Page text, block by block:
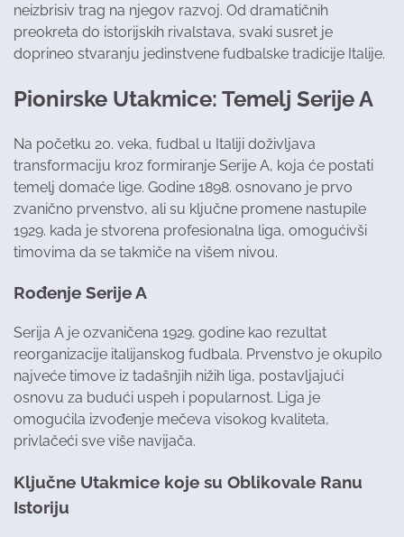
neizbrisiv trag na njegov razvoj. Od dramatičnih
preokreta do istorijskih rivalstava, svaki susret je
doprineo stvaranju jedinstvene fudbalske tradicije Italije.
Pionirske Utakmice: Temelj Serije A
Na početku 20. veka, fudbal u Italiji doživljava
transformaciju kroz formiranje Serije A, koja će postati
temelj domaće lige. Godine 1898. osnovano je prvo
zvanično prvenstvo, ali su ključne promene nastupile
1929. kada je stvorena profesionalna liga, omogućivši
timovima da se takmiče na višem nivou.
Rođenje Serije A
Serija A je ozvaničena 1929. godine kao rezultat
reorganizacije italijanskog fudbala. Prvenstvo je okupilo
najveće timove iz tadašnjih nižih liga, postavljajući
osnovu za budući uspeh i popularnost. Liga je
omogućila izvođenje mečeva visokog kvaliteta,
privlačeći sve više navijača.
Ključne Utakmice koje su Oblikovale Ranu
Istoriju